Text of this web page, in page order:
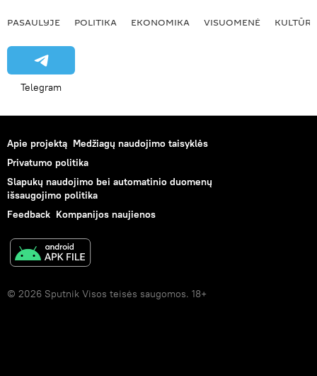
PASAULYJE POLITIKA EKONOMIKA VISUOMENĖ KULTŪRA
Telegram
Apie projektą Medžiagų naudojimo taisyklės
Privatumo politika
Slapukų naudojimo bei automatinio duomenų
išsaugojimo politika
Feedback Kompanijos naujienos
© 2026 Sputnik Visos teisės saugomos. 18+